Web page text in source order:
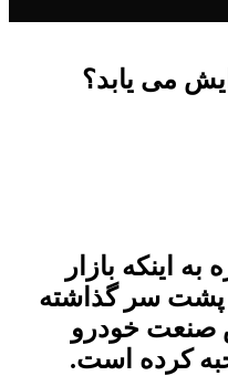
می یابد؟
اینکه بازار
پشت سر گذاشته
صنعت خودرو
کرده است.